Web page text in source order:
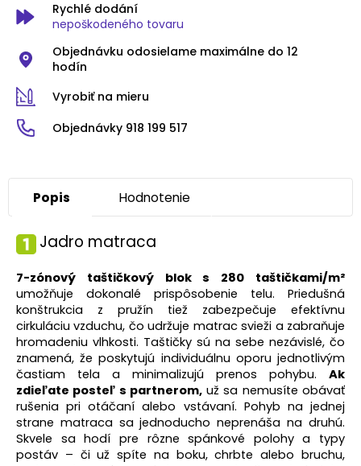
Rychlé dodání
nepoškodeného tovaru
Objednávku odosielame maximálne do 12
hodín
Vyrobiť na mieru
Objednávky 918 199 517
Popis Hodnotenie
Jadro matraca
7-zónový taštičkový blok s 280 taštičkami/m²
umožňuje dokonalé prispôsobenie telu. Priedušná
konštrukcia z pružín tiež zabezpečuje efektívnu
cirkuláciu vzduchu, čo udržuje matrac svieži a zabraňuje
hromadeniu vlhkosti. Taštičky sú na sebe nezávislé, čo
znamená, že poskytujú individuálnu oporu jednotlivým
častiam tela a minimalizujú prenos pohybu. Ak
zdieľate posteľ s partnerom,už sa nemusíte obávať
rušenia pri otáčaní alebo vstávaní. Pohyb na jednej
strane matraca sa jednoducho neprenáša na druhú.
Skvele sa hodí pre rôzne spánkové polohy a typy
postáv – či už spíte na boku, chrbte alebo bruchu,